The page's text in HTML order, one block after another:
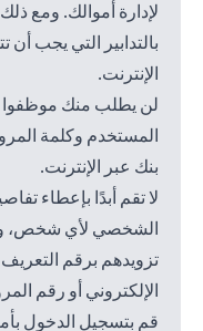
لإدارة أموالك. ومع
بالتدابير التي يجب
الإنترنت.
لن يطلب منك موظفوا
المستخدم وكلمة
بنك عبر الإنترنت.
لا تقم أبدًا بإعطاء
الشخصي لأي شخص،
تزويدهم برقم
الإلكتروني أو رقم
قم بتسجيل الدخول